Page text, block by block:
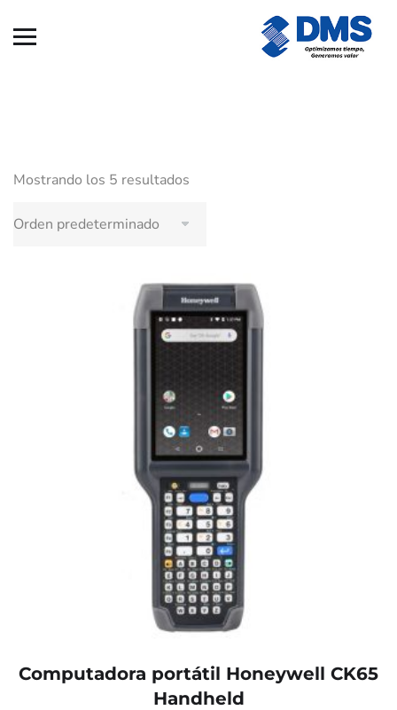
Mostrando los 5 resultados
Computadora portátil Honeywell CK65
Handheld